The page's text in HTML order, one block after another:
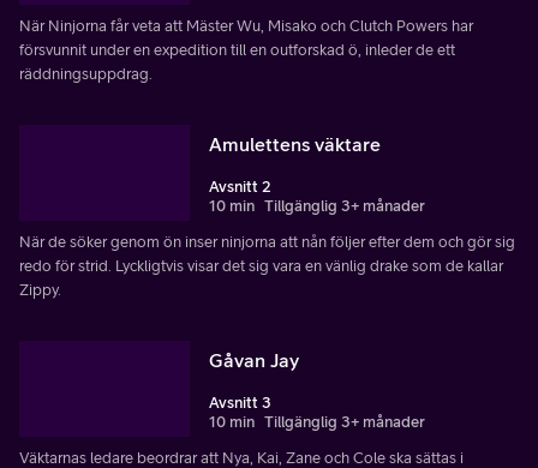
När Ninjorna får veta att Mäster Wu, Misako och Clutch Powers har
försvunnit under en expedition till en outforskad ö, inleder de ett
räddningsuppdrag.
Amulettens väktare
Avsnitt 2
10 min Tillgänglig 3+ månader
När de söker genom ön inser ninjorna att nån följer efter dem och gör sig
redo för strid. Lyckligtvis visar det sig vara en vänlig drake som de kallar
Zippy.
Gåvan Jay
Avsnitt 3
10 min Tillgänglig 3+ månader
Väktarnas ledare beordrar att Nya, Kai, Zane och Cole ska sättas i